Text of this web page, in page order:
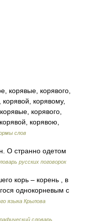
корявые, корявого,
корявому,
корявого,
корявою,
слов
О странно одетом
русских поговорок
корь – корень , в
однокорневым с
языка Крылова
словарь